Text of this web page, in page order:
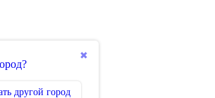
✖
другой город